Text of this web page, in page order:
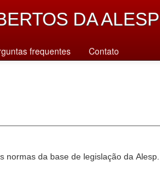
DA ALESP
frequentes Contato
normas da base de legislação da Alesp.